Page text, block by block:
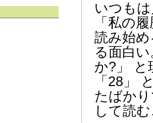
いつも
「私の
読み始
る面白
か?」 と
「28」
たばか
して読